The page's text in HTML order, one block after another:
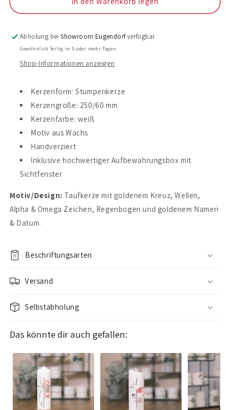
Taufkerze
Taufkerze
Abholung beiShowroom Eugendorfverfügbar
Gewöhnlich fertig in 5 oder mehr Tagen
Shop-Informationen anzeigen
Kerzenform: Stumpenkerze
Kerzengröße: 250/60 mm
Kerzenfarbe: weiß
Motiv aus Wachs
Handverziert
Inklusive hochwertiger Aufbewahrungsbox mit
Sichtfenster
Motiv/Design: Taufkerze mit goldenem Kreuz, Wellen,
Alpha & Omega Zeichen, Regenbogen und goldenem Namen
& Datum.
Beschriftungsarten
Versand
Selbstabholung
Das könnte dir auch gefallen: